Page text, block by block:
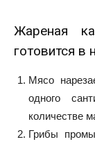
Жареная
готовится в
Мясо
одного
количестве
Грибы